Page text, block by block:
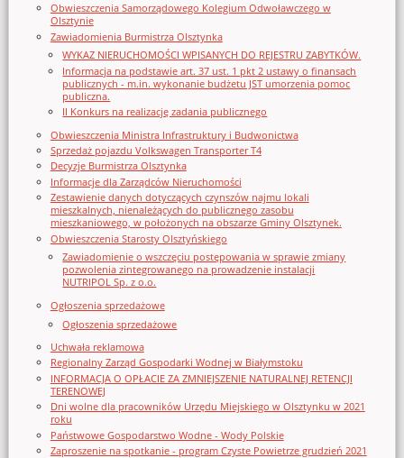
Obwieszczenia Samorządowego Kolegium Odwoławczego w
Olsztynie
Zawiadomienia Burmistrza Olsztynka
WYKAZ NIERUCHOMOŚCI WPISANYCH DO REJESTRU ZABYTKÓW.
Informacja na podstawie art. 37 ust. 1 pkt 2 ustawy o finansach
publicznych - m.in. wykonanie budżetu JST umorzenia pomoc
publiczna.
II Konkurs na realizację zadania publicznego
Obwieszczenia Ministra Infrastruktury i Budwonictwa
Sprzedaż pojazdu Volkswagen Transporter T4
Decyzje Burmistrza Olsztynka
Informacje dla Zarządców Nieruchomości
Zestawienie danych dotyczących czynszów najmu lokali
mieszkalnych, nienależących do publicznego zasobu
mieszkaniowego, w położonych na obszarze Gminy Olsztynek.
Obwieszczenia Starosty Olsztyńskiego
Zawiadomienie o wszczęciu postępowania w sprawie zmiany
pozwolenia zintegrowanego na prowadzenie instalacji
NUTRIPOL Sp. z o.o.
Ogłoszenia sprzedażowe
Ogłoszenia sprzedażowe
Uchwała reklamowa
Regionalny Zarząd Gospodarki Wodnej w Białymstoku
INFORMACJA O OPŁACIE ZA ZMNIEJSZENIE NATURALNEJ RETENCJI
TERENOWEJ
Dni wolne dla pracowników Urzędu Miejskiego w Olsztynku w 2021
roku
Państwowe Gospodarstwo Wodne - Wody Polskie
Zaproszenie na spotkanie - program Czyste Powietrze grudzień 2021